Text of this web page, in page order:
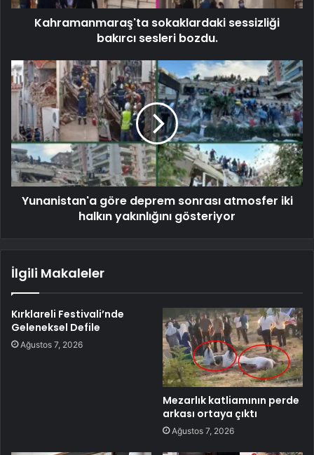
Kahramanmaraş'ta sokaklardaki sessizliği
bakırcı sesleri bozdu.
Yunanistan'a göre deprem sonrası atmosfer iki
halkın yakınlığını gösteriyor
İlgili Makaleler
Kırklareli Festivali’nde
Geleneksel Defile
Ağustos 7, 2026
Mezarlık katliamının perde
arkası ortaya çıktı
Ağustos 7, 2026